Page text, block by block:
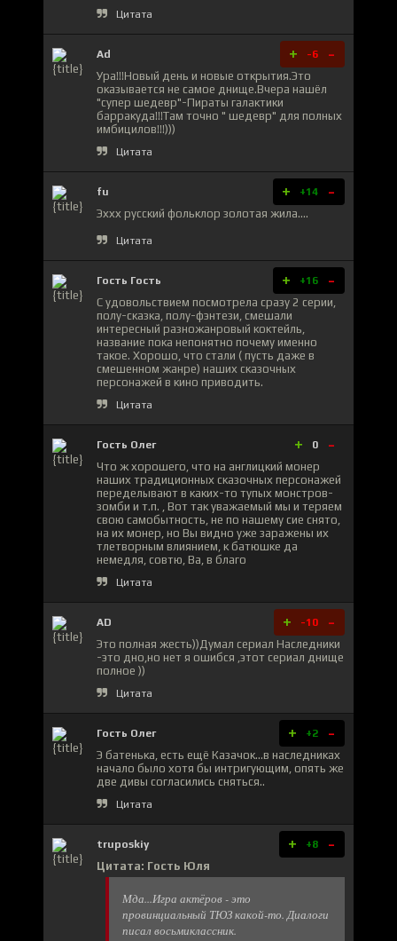
Цитата
Ad + -6 -
Ура!!!Новый день и новые открытия.Это
оказывается не самое днище.Вчера нашёл
"супер шедевр"-Пираты галактики
барракуда!!!Там точно " шедевр" для полных
имбицилов!!!)))
Цитата
fu + +14 -
Эххх русский фольклор золотая жила....
Цитата
Гость Гость + +16 -
С удовольствием посмотрела сразу 2 серии,
полу-сказка, полу-фэнтези, смешали
интересный разножанровый коктейль,
название пока непонятно почему именно
такое. Хорошо, что стали ( пусть даже в
смешенном жанре) наших сказочных
персонажей в кино приводить.
Цитата
Гость Олег + 0 -
Что ж хорошего, что на англицкий монер
наших традиционных сказочных персонажей
переделывают в каких-то тупых монстров-
зомби и т.п. , Вот так уважаемый мы и теряем
свою самобытность, не по нашему сие снято,
на их монер, но Вы видно уже заражены их
тлетворным влиянием, к батюшке да
немедля, совтю, Ва, в благо
Цитата
AD + -10 -
Это полная жесть))Думал сериал Наследники
-это дно,но нет я ошибся ,этот сериал днище
полное ))
Цитата
Гость Олег + +2 -
Э батенька, есть ещё Казачок...в наследниках
начало было хотя бы интригующим, опять же
две дивы согласились сняться..
Цитата
truposkiy + +8 -
Цитата: Гость Юля
Мда...Игра актёров - это
провинциальный ТЮЗ какой-то. Диалоги
писал восьмиклассник.